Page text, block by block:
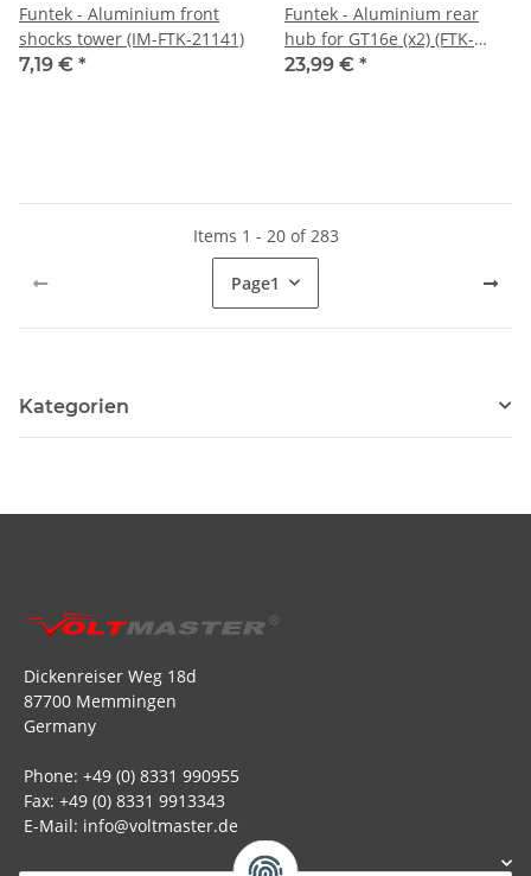
Funtek - Aluminium front
shocks tower (IM-FTK-21141)
7,19 € *
Funtek - Aluminium rear
hub for GT16e (x2) (FTK-
24206)
23,99 € *
Items 1 - 20 of 283
Page1
Kategorien
Dickenreiser Weg 18d
87700 Memmingen
Germany
Phone: +49 (0) 8331 990955
Fax: +49 (0) 8331 9913343
E-Mail: info@voltmaster.de